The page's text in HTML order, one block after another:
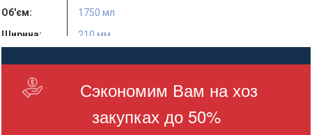
Об'єм:
1750 мл
Ширина:
210 мм
Колір:
Кількість в
Сэкономим Вам на хоз
закупках до 50%